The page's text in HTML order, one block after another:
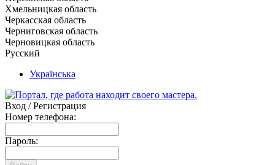
Хмельницкая область
Черкасская область
Черниговская область
Черновицкая область
Русский
Українська
Вход / Регистрация
Номер телефона:
Пароль: